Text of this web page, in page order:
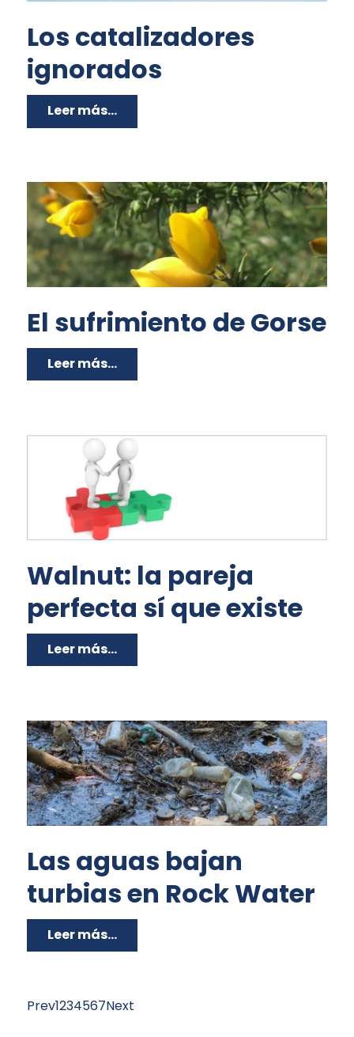
Los catalizadores
ignorados
Leer más...
El sufrimiento de Gorse
Leer más...
Walnut: la pareja
perfecta sí que existe
Leer más...
Las aguas bajan
turbias en Rock Water
Leer más...
Prev1234567Next